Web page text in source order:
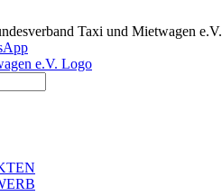
Taxi und Mietwagen e.V.